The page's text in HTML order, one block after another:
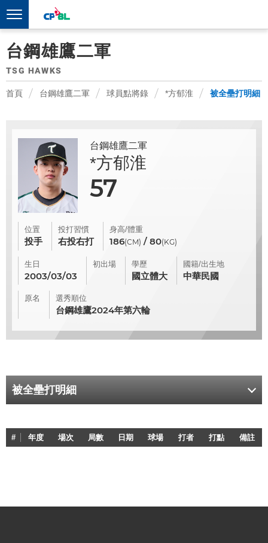
台鋼雄鷹二軍
TSG HAWKS
首頁 台鋼雄鷹二軍 球員點將錄 *方郁淮 被全壘打明細
台鋼雄鷹二軍
*方郁淮
57
位置
投手
投打習慣
右投右打
身高/體重
186(CM) / 80(KG)
生日
2003/03/03
初出場 學歷
國立體大
國籍/出生地
中華民國
原名 選秀順位
台鋼雄鷹2024年第六輪
被全壘打明細
# 年度 場次 局數 日期 球場 打者 打點 備註